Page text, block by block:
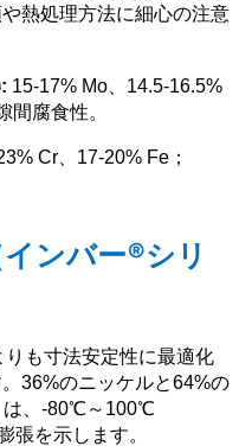
熱処理方法に細心の注意
15-17% Mo、14.5-16.5%
腐食性。
Cr、17-20% Fe；
ンバー®シリ
も寸法安定性に最適化
36%のニッケルと64%の
は、-80℃～100℃
張を示します。